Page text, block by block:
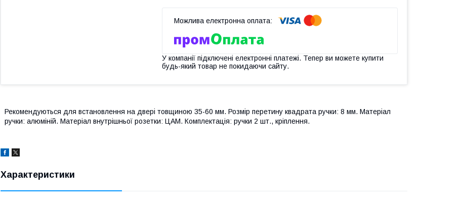
У компанії підключені електронні платежі. Тепер ви можете купити
будь-який товар не покидаючи сайту.
Рекомендуються для встановлення на двері товщиною 35-60 мм. Розмір перетину квадрата ручки: 8 мм. Матеріал
ручки: алюміній. Матеріал внутрішньої розетки: ЦАМ. Комплектація: ручки 2 шт., кріплення.
Характеристики